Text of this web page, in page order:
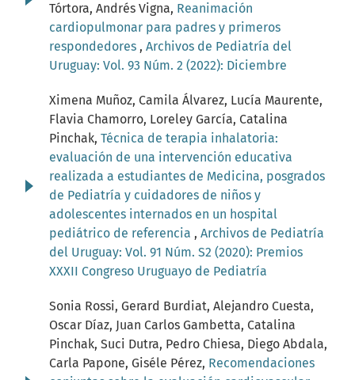
Tórtora, Andrés Vigna, Reanimación
cardiopulmonar para padres y primeros
respondedores , Archivos de Pediatría del
Uruguay: Vol. 93 Núm. 2 (2022): Diciembre
Ximena Muñoz, Camila Álvarez, Lucía Maurente,
Flavia Chamorro, Loreley García, Catalina
Pinchak, Técnica de terapia inhalatoria:
evaluación de una intervención educativa
realizada a estudiantes de Medicina, posgrados
de Pediatría y cuidadores de niños y
adolescentes internados en un hospital
pediátrico de referencia , Archivos de Pediatría
del Uruguay: Vol. 91 Núm. S2 (2020): Premios
XXXII Congreso Uruguayo de Pediatría
Sonia Rossi, Gerard Burdiat, Alejandro Cuesta,
Oscar Díaz, Juan Carlos Gambetta, Catalina
Pinchak, Suci Dutra, Pedro Chiesa, Diego Abdala,
Carla Papone, Giséle Pérez, Recomendaciones